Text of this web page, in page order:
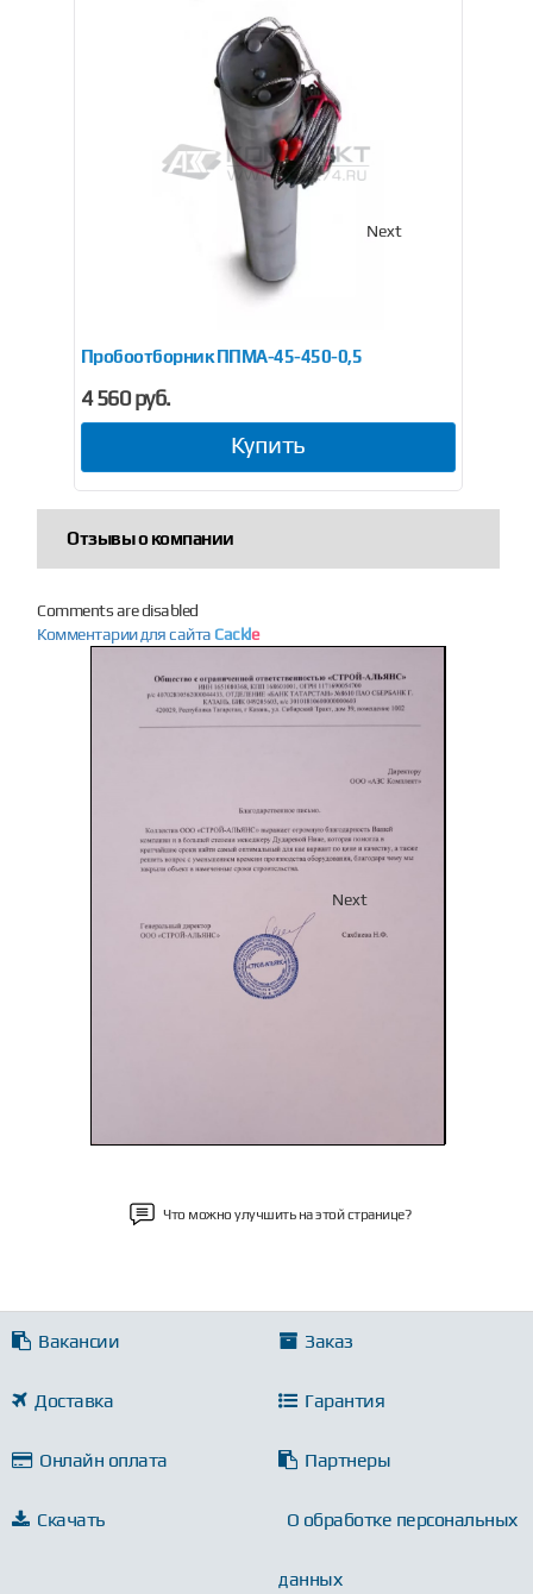
Пробоотборник ППМА-45-450-0,5
4 560 руб.
Купить
Next
Отзывы о компании
Comments are disabled
Комментарии для сайта Cackle
Next
Что можно улучшить на этой странице?
Вакансии Заказ
Доставка Гарантия
Онлайн оплата Партнеры
Скачать О обработке персональных
данных